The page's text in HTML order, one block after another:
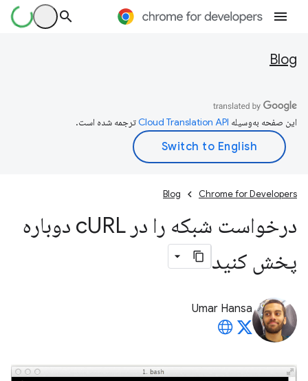
Blog
این صفحه به‌وسیله ترجمه شده است.
Chrome for Developers
Blog
درخواست شبکه را در c
URL دوباره
پخش کنید
Umar Hansa